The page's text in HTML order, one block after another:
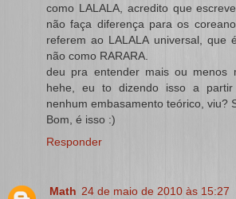
como LALALA, acredito que
não faça diferença para os
referem ao LALALA universal, que
não como RARARA.
deu pra entender mais ou menos
hehe, eu to dizendo isso a
nenhum embasamento teórico, viu?
Bom, é isso :)
Responder
Math 24 de maio de 2010 às 15:27